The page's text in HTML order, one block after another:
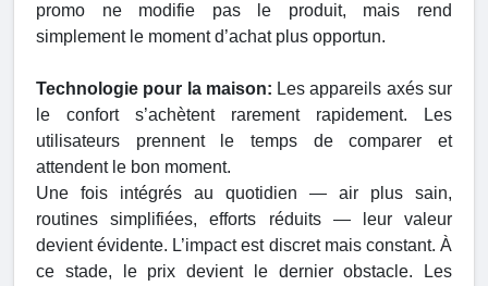
promo ne modifie pas le produit, mais rend
simplement le moment d’achat plus opportun.
Technologie pour la maison: Les appareils axés sur
le confort s’achètent rarement rapidement. Les
utilisateurs prennent le temps de comparer et
attendent le bon moment.
Une fois intégrés au quotidien — air plus sain,
routines simplifiées, efforts réduits — leur valeur
devient évidente. L’impact est discret mais constant. À
ce stade, le prix devient le dernier obstacle. Les